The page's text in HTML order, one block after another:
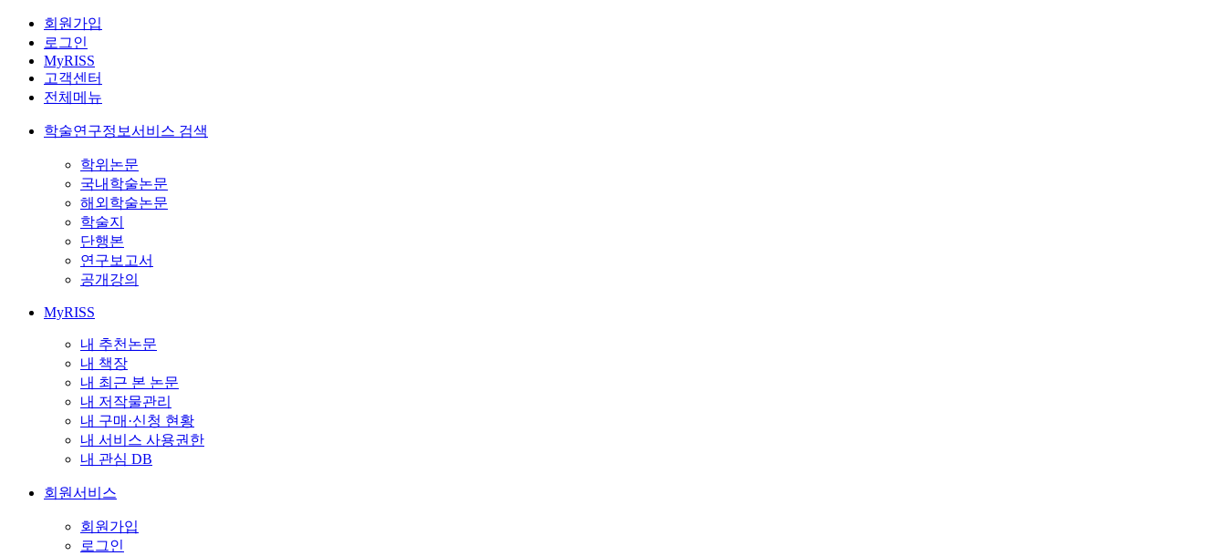
회원가입
로그인
MyRISS
고객센터
전체메뉴
학술연구정보서비스 검색
학위논문
국내학술논문
해외학술논문
학술지
단행본
연구보고서
공개강의
MyRISS
내 추천논문
내 책장
내 최근 본 논문
내 저작물관리
내 구매·신청 현황
내 서비스 사용권한
내 관심 DB
회원서비스
회원가입
로그인